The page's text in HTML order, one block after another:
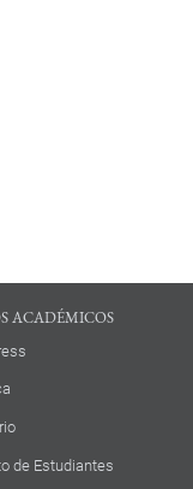
ACADÉMICOS
de Estudiantes